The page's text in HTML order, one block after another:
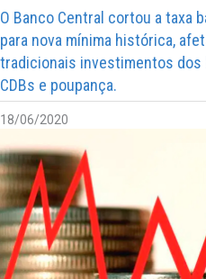
O Banco Central cortou a taxa
para nova mínima histórica,
tradicionais investimentos dos
CDBs e poupança.
18/06/2020